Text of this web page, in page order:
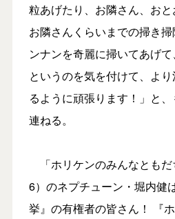
粒あげたり、お隣さん、お
お隣さんくらいまでの掃き
ンナンを奇麗に掃いてあげて
というのを気を付けて、よ
るように頑張ります！」と
連ねる。
「ホリケンのみんなとも
6）のネプチューン・堀内健
挙』の有権者の皆さん！ 『